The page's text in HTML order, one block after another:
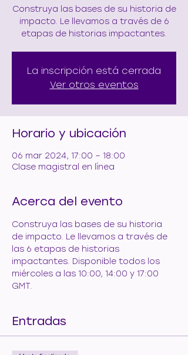
Construya las bases de su historia de
impacto. Le llevamos a través de 6
etapas de historias impactantes.
La inscripción está cerrada
Ver otros eventos
Horario y ubicación
06 mar 2024, 17:00 – 18:00
Clase magistral en línea
Acerca del evento
Construya las bases de su historia
de impacto. Le llevamos a través de
las 6 etapas de historias
impactantes. Disponible todos los
miércoles a las 10:00, 14:00 y 17:00
GMT.
Entradas